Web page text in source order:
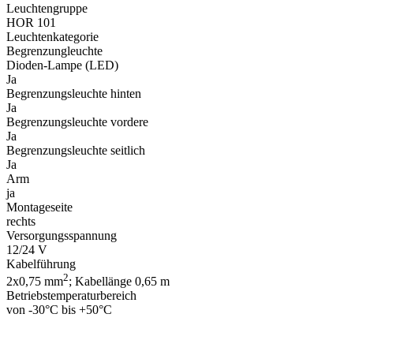
Leuchtengruppe
HOR 101
Leuchtenkategorie
Begrenzungleuchte
Dioden-Lampe (LED)
Ja
Begrenzungsleuchte hinten
Ja
Begrenzungsleuchte vordere
Ja
Begrenzungsleuchte seitlich
Ja
Arm
ja
Montageseite
rechts
Versorgungsspannung
12/24 V
Kabelführung
2x0,75 mm2; Kabellänge 0,65 m
Betriebstemperaturbereich
von -30°C bis +50°C